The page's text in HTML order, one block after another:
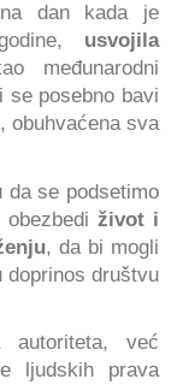
dan kada je
usvojila
međunarodni
se posebno bavi
obuhvaćena sva
da se podsetimo
život i
, da bi mogli
doprinos društvu
autoriteta, već
ljudskih prava